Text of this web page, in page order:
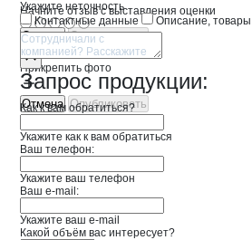
Начните отзыв с выставления оценки
Прикрепить фото
Отмена Опубликовать
Укажите неточность
Контактные данные
Описание, товары
Отмена Опубликовать
Запрос продукции:
Как к вам обратиться?
Укажите как к вам обратиться
Ваш телефон:
Укажите ваш телефон
Ваш e-mail:
Укажите ваш e-mail
Какой объём вас интересует?